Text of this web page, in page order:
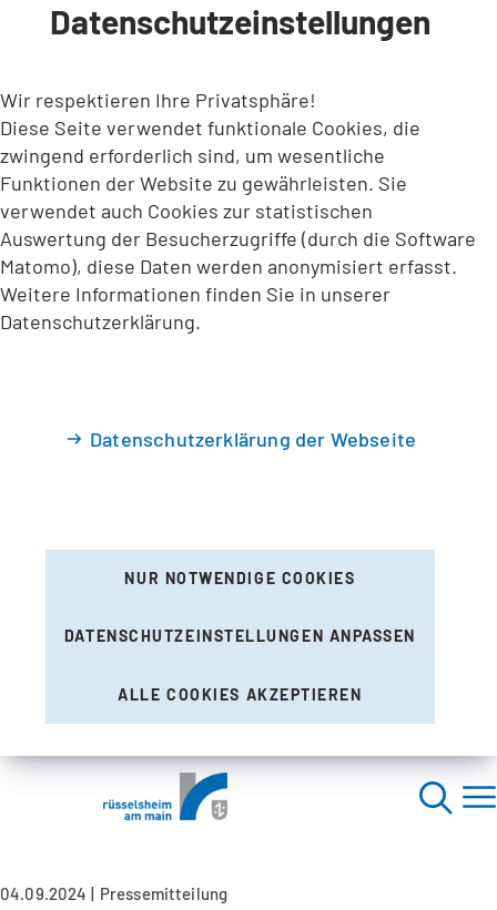
INHALT ANSPRINGEN
Datenschutzeinstellungen
Wir respektieren Ihre Privatsphäre!
Diese Seite verwendet funktionale Cookies, die
zwingend erforderlich sind, um wesentliche
Funktionen der Website zu gewährleisten. Sie
verwendet auch Cookies zur statistischen
Auswertung der Besucherzugriffe (durch die Software
Matomo), diese Daten werden anonymisiert erfasst.
Weitere Informationen finden Sie in unserer
Datenschutzerklärung.
Datenschutzerklärung der Webseite
NUR NOTWENDIGE COOKIES
DATENSCHUTZEINSTELLUNGEN ANPASSEN
ALLE COOKIES AKZEPTIEREN
04.09.2024 Pressemitteilung